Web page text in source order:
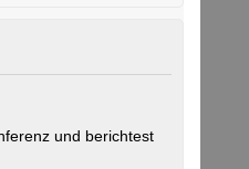
und berichtest